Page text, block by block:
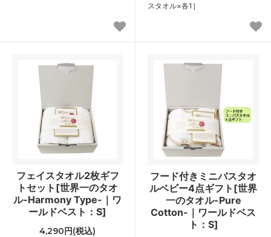
スタオル×各1］
フェイスタオル2枚ギフ
トセット[世界一のタオ
ル-Harmony Type-｜ワ
ールドベスト：S]
4,290円(税込)
フード付きミニバスタオ
ルベビー4点ギフト[世界
一のタオル-Pure
Cotton-｜ワールドベス
ト：S]